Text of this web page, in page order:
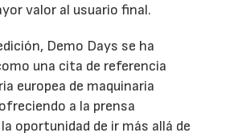
valor al usuario final.
Demo Days se ha
una cita de referencia
europea de maquinaria
a la prensa
oportunidad de ir más allá de